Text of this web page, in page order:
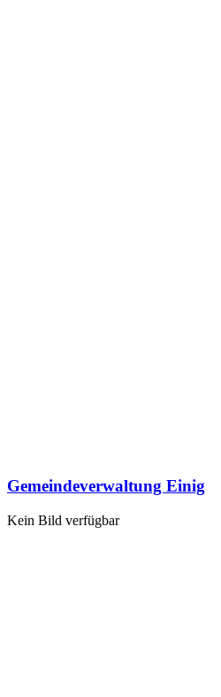
Gemeindeverwaltung Einig
Kein Bild verfügbar